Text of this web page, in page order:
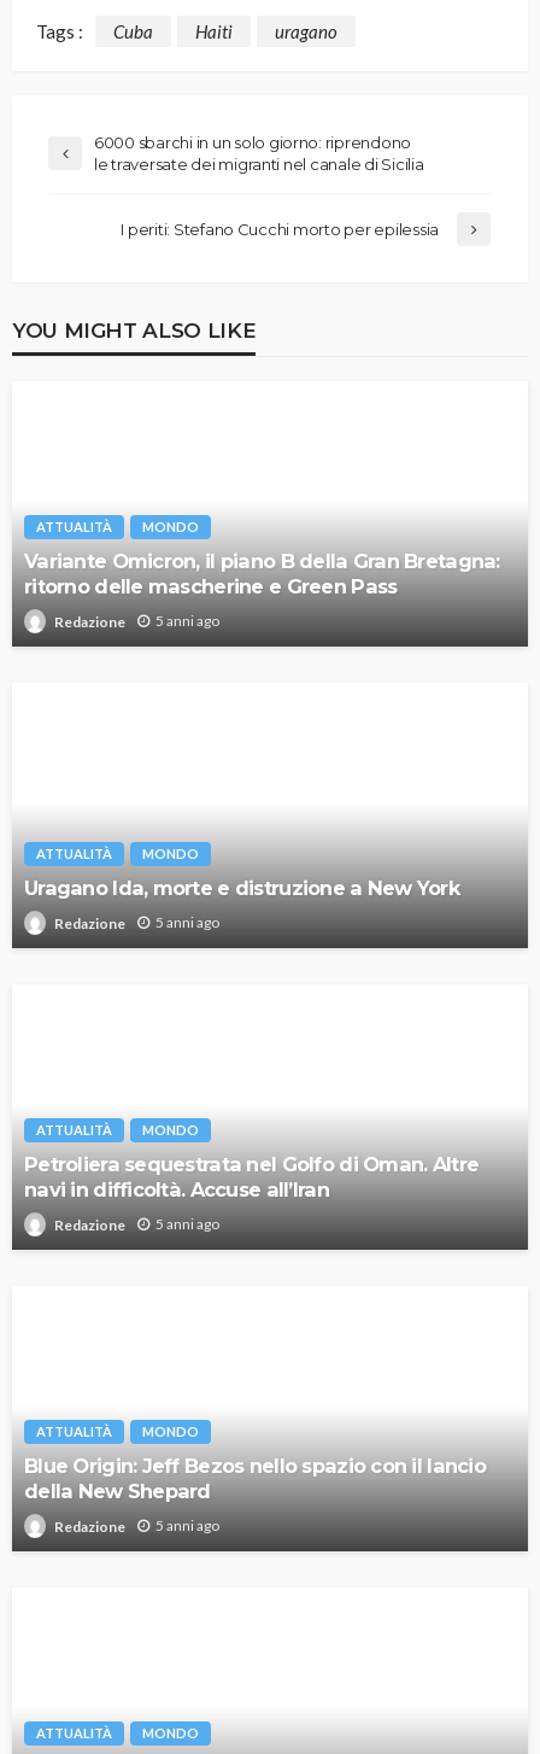
Tags : Cuba Haiti uragano
6000 sbarchi in un solo giorno: riprendono
le traversate dei migranti nel canale di Sicilia
I periti: Stefano Cucchi morto per epilessia
YOU MIGHT ALSO LIKE
ATTUALITÀ MONDO
Variante Omicron, il piano B della Gran Bretagna:
ritorno delle mascherine e Green Pass
Redazione 5 anni ago
ATTUALITÀ MONDO
Uragano Ida, morte e distruzione a New York
Redazione 5 anni ago
ATTUALITÀ MONDO
Petroliera sequestrata nel Golfo di Oman. Altre
navi in difficoltà. Accuse all’Iran
Redazione 5 anni ago
ATTUALITÀ MONDO
Blue Origin: Jeff Bezos nello spazio con il lancio
della New Shepard
Redazione 5 anni ago
ATTUALITÀ MONDO